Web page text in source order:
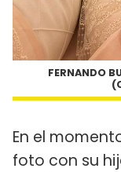
FERNANDO
En el
foto con su